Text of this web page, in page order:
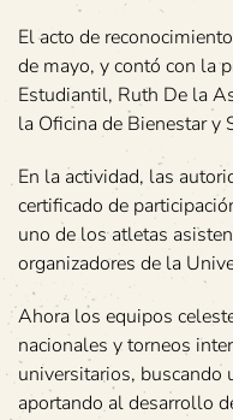
El acto de
de mayo, y contó con la
Estudiantil, Ruth De la
la Oficina de Bienestar y
En la actividad, las
certificado de
uno de los atletas
organizadores de la
Ahora los equipos
nacionales y torneos
universitarios, buscando
aportando al desarrollo